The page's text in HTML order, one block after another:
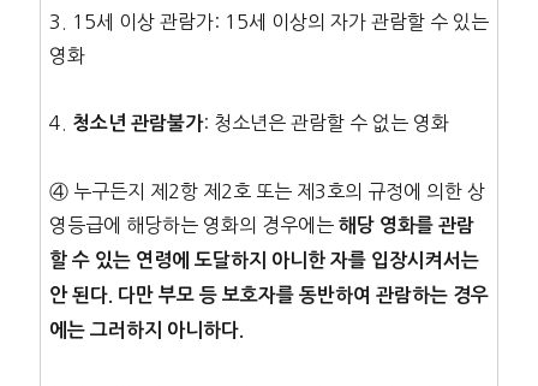
3. 15세 이상 관람가: 15세 이상의 자가 관람할 수 있는
영화
4. 청소년 관람불가: 청소년은 관람할 수 없는 영화
④ 누구든지 제2항 제2호 또는 제3호의 규정에 의한 상
영등급에 해당하는 영화의 경우에는 해당 영화를 관람
할 수 있는 연령에 도달하지 아니한 자를 입장시켜서는
안 된다. 다만 부모 등 보호자를 동반하여 관람하는 경우
에는 그러하지 아니하다.